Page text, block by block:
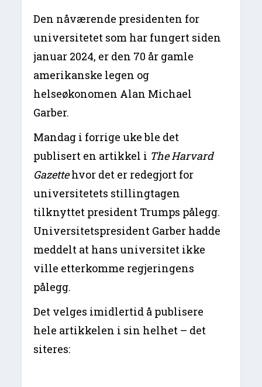
Den nåværende presidenten for
universitetet som har fungert siden
januar 2024, er den 70 år gamle
amerikanske legen og
helseøkonomen Alan Michael
Garber.
Mandag i forrige uke ble det
publisert en artikkel i The Harvard
Gazettehvor det er redegjort for
universitetets stillingtagen
tilknyttet president Trumps pålegg.
Universitetspresident Garber hadde
meddelt at hans universitet ikke
ville etterkomme regjeringens
pålegg.
Det velges imidlertid å publisere
hele artikkelen i sin helhet – det
siteres: